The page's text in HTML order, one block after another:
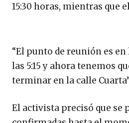
15:30 horas, mientras que
“El punto de reunión es
las 5:15 y ahora tenemos
terminar en la calle
El activista precisó que se